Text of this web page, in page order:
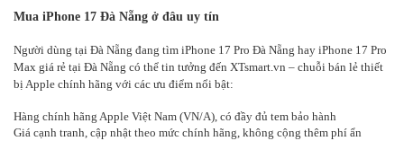
Mua iPhone 17 Đà Nẵng ở đâu uy tín
Người dùng tại Đà Nẵng đang tìm iPhone 17 Pro Đà Nẵng hay iPhone 17 Pro
Max giá rẻ tại Đà Nẵng có thể tin tưởng đến XTsmart.vn – chuỗi bán lẻ thiết
bị Apple chính hãng với các ưu điểm nổi bật:
Hàng chính hãng Apple Việt Nam (VN/A), có đầy đủ tem bảo hành
Giá cạnh tranh, cập nhật theo mức chính hãng, không cộng thêm phí ẩn